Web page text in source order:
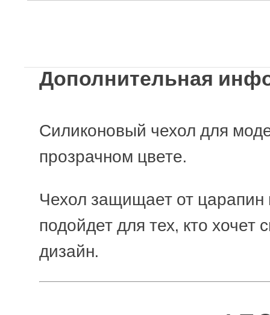
Дополнительная
Силиконовый чехол для
прозрачном цвете.
Чехол защищает от царапин
подойдет для тех, кто хочет
дизайн.